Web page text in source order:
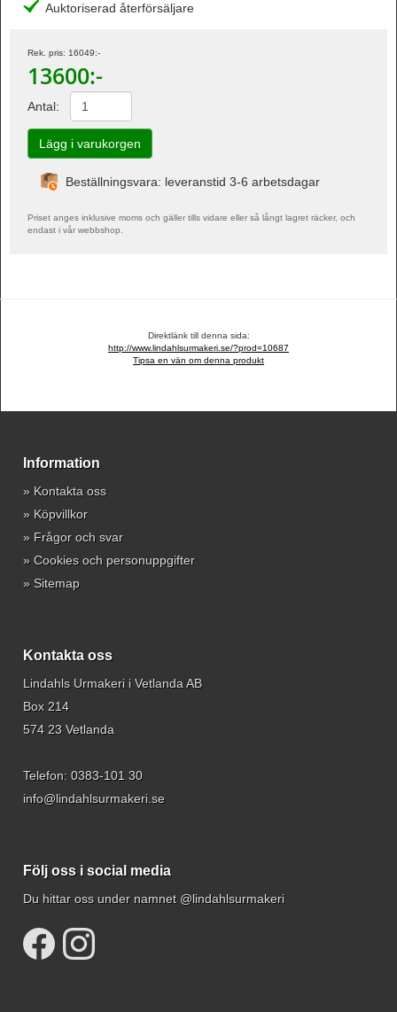
Auktoriserad återförsäljare
Rek. pris: 16049:-
13600:-
Antal:
Beställningsvara: leveranstid 3-6 arbetsdagar
Priset anges inklusive moms och gäller tills vidare eller så långt lagret räcker, och
endast i vår webbshop.
Direktlänk till denna sida:
http://www.lindahlsurmakeri.se/?prod=10687
Tipsa en vän om denna produkt
Information
» Kontakta oss
» Köpvillkor
» Frågor och svar
» Cookies och personuppgifter
» Sitemap
Kontakta oss
Lindahls Urmakeri i Vetlanda AB
Box 214
574 23 Vetlanda
Telefon: 0383-101 30
info@lindahlsurmakeri.se
Följ oss i social media
Du hittar oss under namnet @lindahlsurmakeri